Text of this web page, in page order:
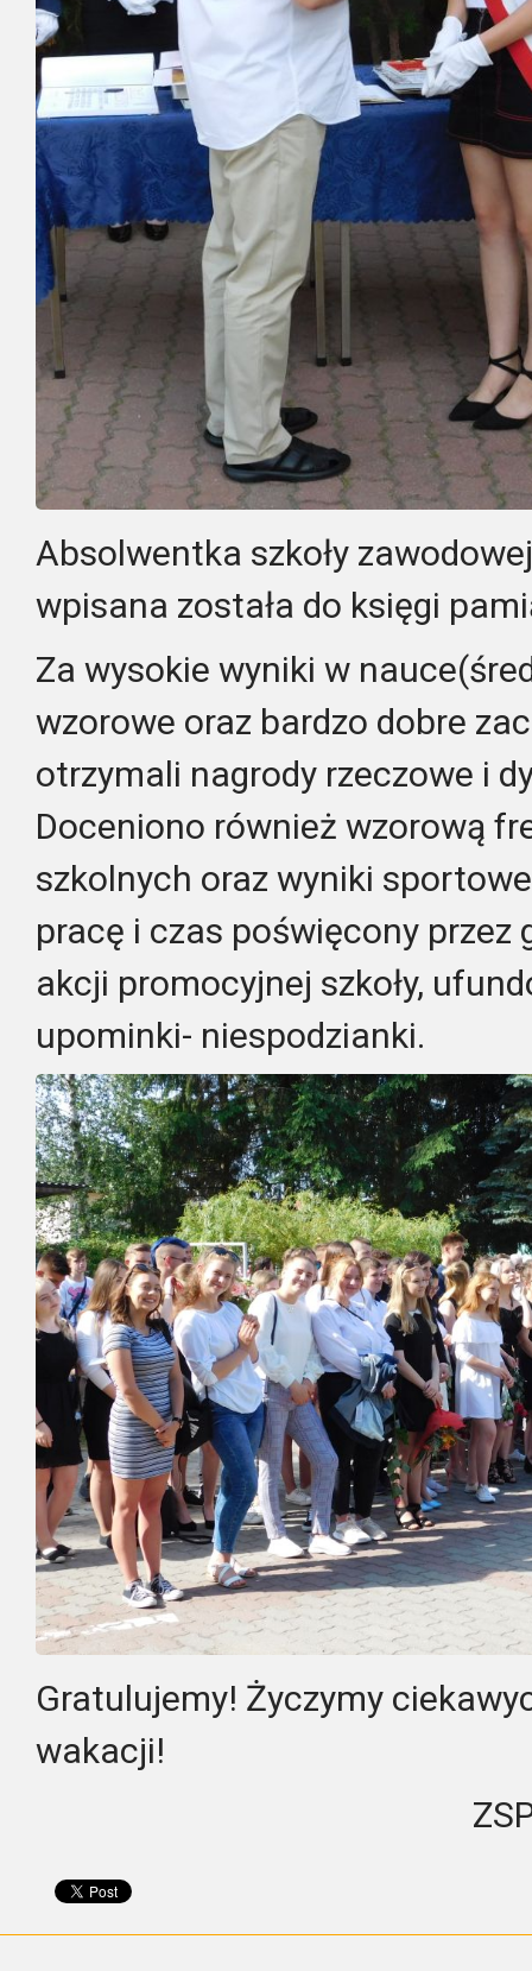
Absolwentka szkoły
wpisana została do księgi
Za wysokie wyniki w
wzorowe oraz bardzo dobre
otrzymali nagrody rzeczowe i
Doceniono również wzorową
szkolnych oraz wyniki
pracę i czas poświęcony
akcji promocyjnej szkoły,
upominki- niespodzianki.
Gratulujemy! Życzymy
wakacji!